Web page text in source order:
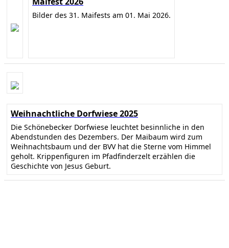
Bilder des 31. Maifests am 01. Mai 2026.
Weihnachtliche Dorfwiese 2025
Die Schönebecker Dorfwiese leuchtet besinnliche in den
Abendstunden des Dezembers. Der Maibaum wird zum
Weihnachtsbaum und der BVV hat die Sterne vom Himmel
geholt. Krippenfiguren im Pfadfinderzelt erzählen die
Geschichte von Jesus Geburt.